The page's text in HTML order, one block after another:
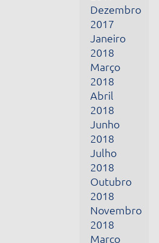
2018
Abril
Junho
2018
Julho
2018
Outubro
2018
Novembro
2018
Março
2019
Abril
2019
Maio
2019
Junho
2019